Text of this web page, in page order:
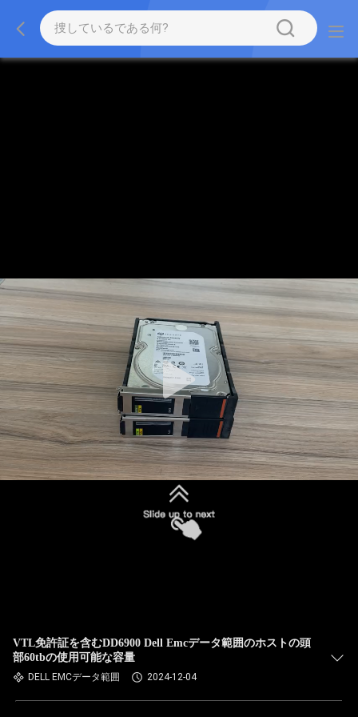
VTL免許証を含むDD6900 Dell Emcデータ範囲のホストの頭
部60tbの使用可能な容量
DELL EMCデータ範囲 2024-12-04